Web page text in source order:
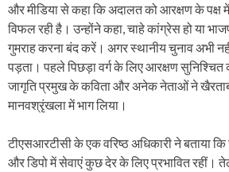
और मीडिया से कहा कि अदालत को आरक्षण के पक्ष
विफल रही है। उन्होंने कहा, चाहे कांग्रेस हो या
गुमराह करना बंद करें। अगर स्थानीय चुनाव अभी
पड़ता। पहले पिछड़ा वर्ग के लिए आरक्षण
जागृति प्रमुख के कविता और अनेक नेताओं ने
मानवश्रृंखला में भाग लिया।
टीएसआरटीसी के एक वरिष्ठ अधिकारी ने बताया
और डिपो में सेवाएं कुछ देर के लिए प्रभावित रहीं।